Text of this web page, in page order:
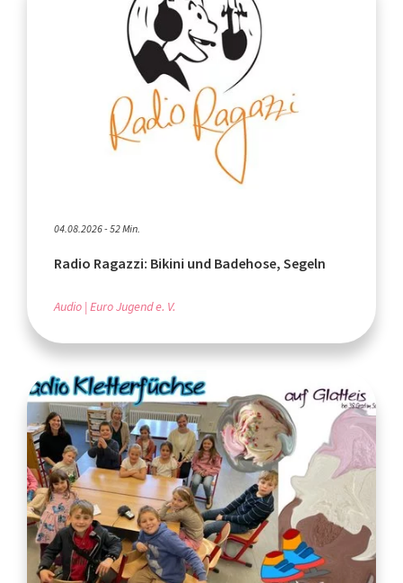
04.08.2026 - 52 Min.
Radio Ragazzi: Bikini und Badehose, Segeln
Audio Euro Jugend e. V.